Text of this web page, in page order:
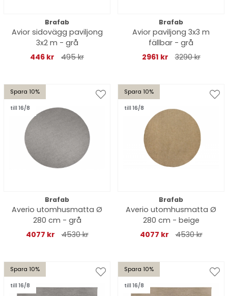
Brafab
Avior sidovägg paviljong
3x2 m - grå
446 kr
495 kr
Brafab
Avior paviljong 3x3 m
fällbar - grå
2961 kr
3290 kr
Spara 10%
till 16/8
Brafab
Averio utomhusmatta Ø
280 cm - grå
4077 kr
4530 kr
Spara 10%
till 16/8
Brafab
Averio utomhusmatta Ø
280 cm - beige
4077 kr
4530 kr
Spara 10%
till 16/8
Spara 10%
till 16/8